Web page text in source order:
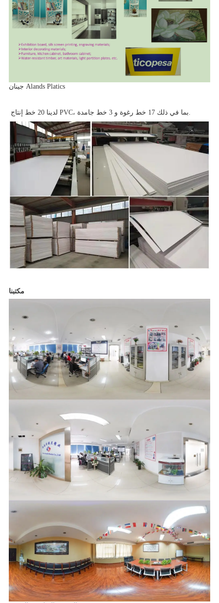
جينان Alands Platics
لدينا 20 خط إنتاج PVC، بما في ذلك 17 خط رغوة و 3 خط جامدة.
مكتبنا